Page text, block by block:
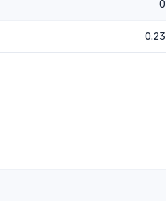
0
0.23